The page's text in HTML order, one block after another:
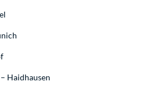
Haidhausen